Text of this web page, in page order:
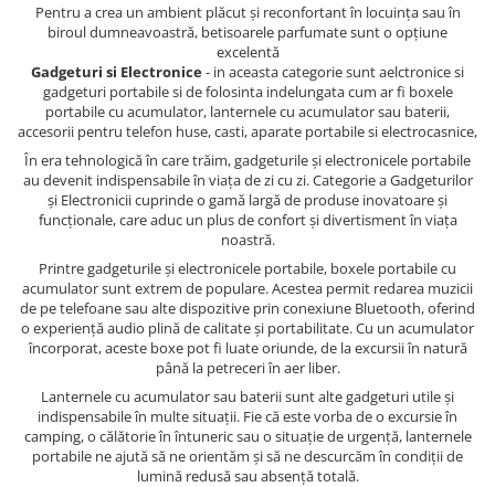
Pentru a crea un ambient plăcut și reconfortant în locuința sau în
biroul dumneavoastră, betisoarele parfumate sunt o opțiune
excelentă
Gadgeturi si Electronice- in aceasta categorie sunt aelctronice si
gadgeturi portabile si de folosinta indelungata cum ar fi boxele
portabile cu acumulator, lanternele cu acumulator sau baterii,
accesorii pentru telefon huse, casti, aparate portabile si electrocasnice,
În era tehnologică în care trăim, gadgeturile și electronicele portabile
au devenit indispensabile în viața de zi cu zi. Categorie a Gadgeturilor
și Electronicii cuprinde o gamă largă de produse inovatoare și
funcționale, care aduc un plus de confort și divertisment în viața
noastră.
Printre gadgeturile și electronicele portabile, boxele portabile cu
acumulator sunt extrem de populare. Acestea permit redarea muzicii
de pe telefoane sau alte dispozitive prin conexiune Bluetooth, oferind
o experiență audio plină de calitate și portabilitate. Cu un acumulator
încorporat, aceste boxe pot fi luate oriunde, de la excursii în natură
până la petreceri în aer liber.
Lanternele cu acumulator sau baterii sunt alte gadgeturi utile și
indispensabile în multe situații. Fie că este vorba de o excursie în
camping, o călătorie în întuneric sau o situație de urgență, lanternele
portabile ne ajută să ne orientăm și să ne descurcăm în condiții de
lumină redusă sau absență totală.